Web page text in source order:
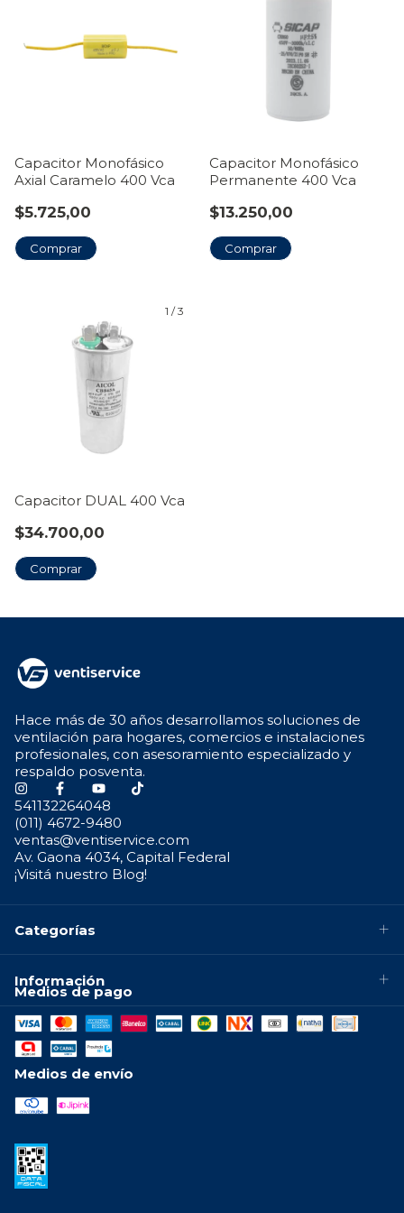
Capacitor Monofásico
Axial Caramelo 400 Vca
$5.725,00
Comprar
Capacitor Monofásico
Permanente 400 Vca
$13.250,00
Comprar
1 /3
Capacitor DUAL 400 Vca
$34.700,00
Comprar
Hace más de 30 años desarrollamos soluciones de
ventilación para hogares, comercios e instalaciones
profesionales, con asesoramiento especializado y
respaldo posventa.
541132264048
(011) 4672-9480
ventas@ventiservice.com
Av. Gaona 4034, Capital Federal
¡Visitá nuestro Blog!
Categorías
Información
Medios de pago
Medios de envío